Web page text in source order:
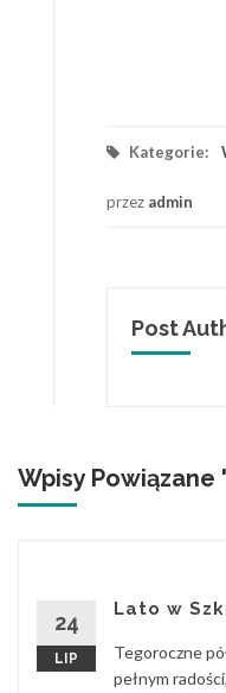
Kategorie:
przez admin
Post
Wpisy Powiązane '
24
LIP
Lato w
Tegoroczne
pełnym